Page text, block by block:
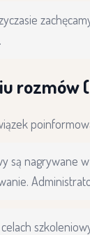
rozmów
są nagrywane